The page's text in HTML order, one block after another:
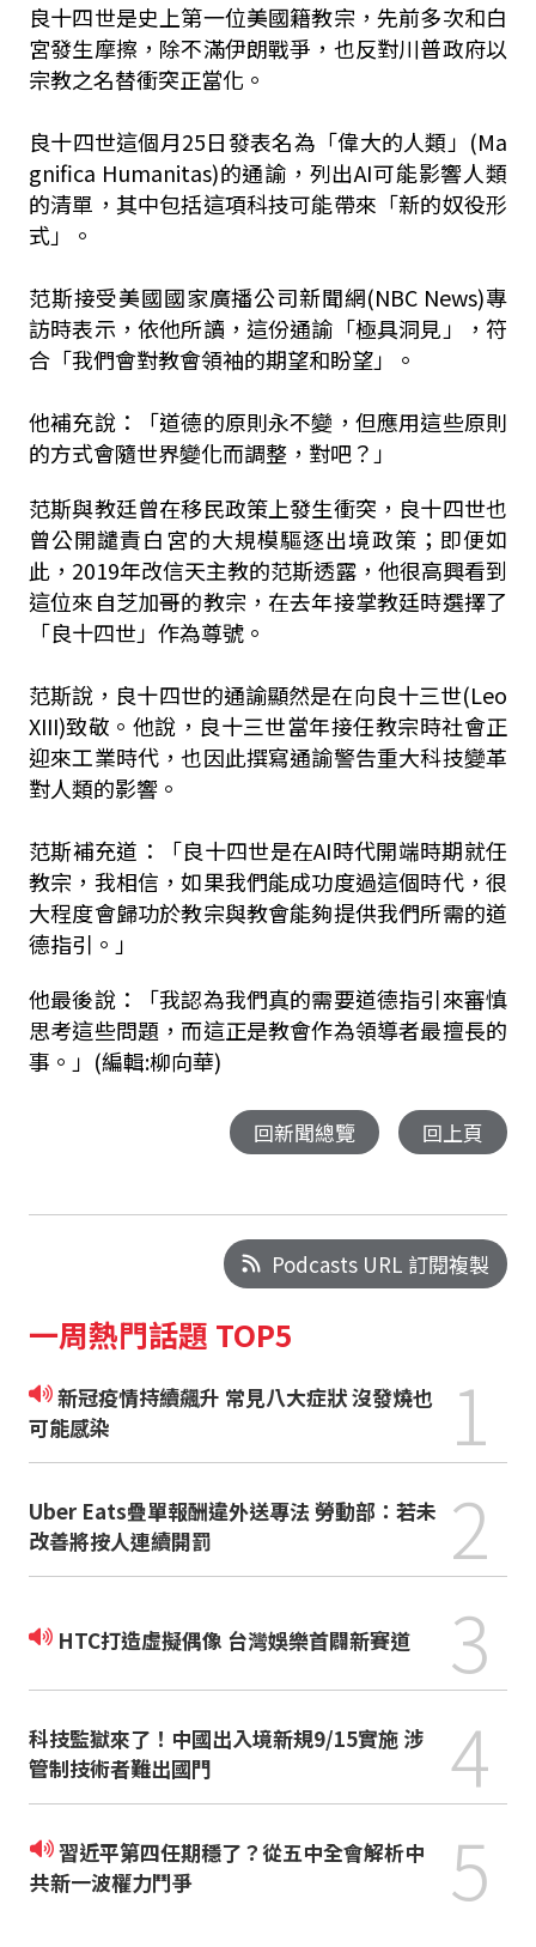
良十四世是史上第一位美國籍教宗，先前多次和白
宮發生摩擦，除不滿伊朗戰爭，也反對川普政府以
宗教之名替衝突正當化。
良十四世這個月25日發表名為「偉大的人類」(Ma
gnifica Humanitas)的通諭，列出AI可能影響人類
的清單，其中包括這項科技可能帶來「新的奴役形
式」。
范斯接受美國國家廣播公司新聞網(NBC News)專
訪時表示，依他所讀，這份通諭「極具洞見」，符
合「我們會對教會領袖的期望和盼望」。
他補充說：「道德的原則永不變，但應用這些原則
的方式會隨世界變化而調整，對吧？」
范斯與教廷曾在移民政策上發生衝突，良十四世也
曾公開譴責白宮的大規模驅逐出境政策；即便如
此，2019年改信天主教的范斯透露，他很高興看到
這位來自芝加哥的教宗，在去年接掌教廷時選擇了
「良十四世」作為尊號。
范斯說，良十四世的通諭顯然是在向良十三世(Leo
XIII)致敬。他說，良十三世當年接任教宗時社會正
迎來工業時代，也因此撰寫通諭警告重大科技變革
對人類的影響。
范斯補充道：「良十四世是在AI時代開端時期就任
教宗，我相信，如果我們能成功度過這個時代，很
大程度會歸功於教宗與教會能夠提供我們所需的道
德指引。」
他最後說：「我認為我們真的需要道德指引來審慎
思考這些問題，而這正是教會作為領導者最擅長的
事。」(編輯:柳向華)
回新聞總覽 回上頁
Podcasts URL 訂閱複製
一周熱門話題 TOP5
新冠疫情持續飆升 常見八大症狀 沒發燒也
可能感染
1
Uber Eats疊單報酬違外送專法 勞動部：若未
改善將按人連續開罰
2
HTC打造虛擬偶像 台灣娛樂首闢新賽道 3
科技監獄來了！中國出入境新規9/15實施 涉
管制技術者難出國門
4
習近平第四任期穩了？從五中全會解析中
共新一波權力鬥爭
5